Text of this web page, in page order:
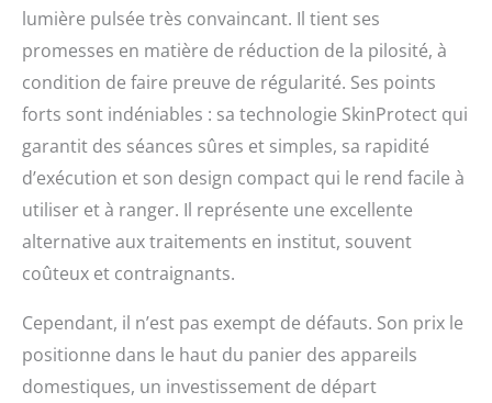
lumière pulsée très convaincant. Il tient ses
promesses en matière de réduction de la pilosité, à
condition de faire preuve de régularité. Ses points
forts sont indéniables : sa technologie SkinProtect qui
garantit des séances sûres et simples, sa rapidité
d’exécution et son design compact qui le rend facile à
utiliser et à ranger. Il représente une excellente
alternative aux traitements en institut, souvent
coûteux et contraignants.
Cependant, il n’est pas exempt de défauts. Son prix le
positionne dans le haut du panier des appareils
domestiques, un investissement de départ